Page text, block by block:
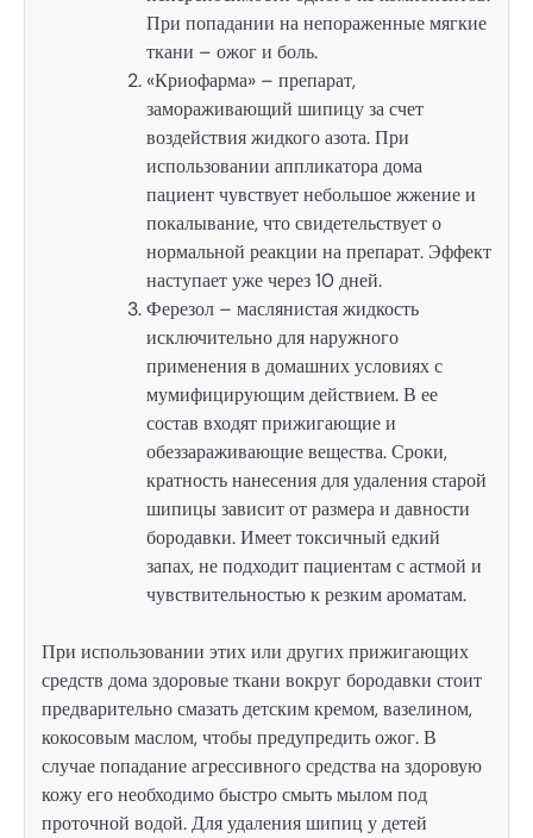
При попадании на непораженные мягкие
ткани – ожог и боль.
«Криофарма» – препарат,
замораживающий шипицу за счет
воздействия жидкого азота. При
использовании аппликатора дома
пациент чувствует небольшое жжение и
покалывание, что свидетельствует о
нормальной реакции на препарат. Эффект
наступает уже через 10 дней.
Ферезол – маслянистая жидкость
исключительно для наружного
применения в домашних условиях с
мумифицирующим действием. В ее
состав входят прижигающие и
обеззараживающие вещества. Сроки,
кратность нанесения для удаления старой
шипицы зависит от размера и давности
бородавки. Имеет токсичный едкий
запах, не подходит пациентам с астмой и
чувствительностью к резким ароматам.
При использовании этих или других прижигающих
средств дома здоровые ткани вокруг бородавки стоит
предварительно смазать детским кремом, вазелином,
кокосовым маслом, чтобы предупредить ожог. В
случае попадание агрессивного средства на здоровую
кожу его необходимо быстро смыть мылом под
проточной водой. Для удаления шипиц у детей